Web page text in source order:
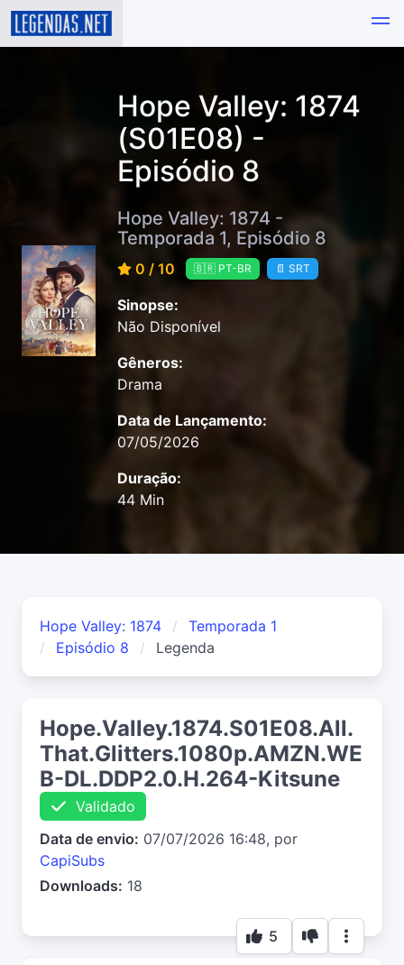
Hope Valley: 1874
(S01E08) -
Episódio 8
Hope Valley: 1874 -
Temporada 1, Episódio 8
0 / 10 🇧🇷 PT-BR 📄 SRT
Sinopse:
Não Disponível
Gêneros:
Drama
Data de Lançamento:
07/05/2026
Duração:
44 Min
Hope Valley: 1874
Temporada 1
Episódio 8
Legenda
Hope.Valley.1874.S01E08.All.
That.Glitters.1080p.AMZN.WE
B-DL.DDP2.0.H.264-Kitsune
Validado
Data de envio: 07/07/2026 16:48, por
CapiSubs
Downloads: 18
5